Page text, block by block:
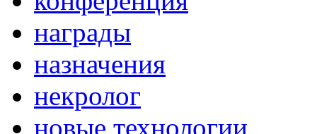
награды
назначения
некролог
новые технологии